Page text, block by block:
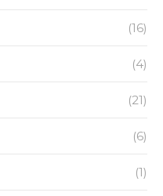
(16)
(4)
(21)
(6)
(1)